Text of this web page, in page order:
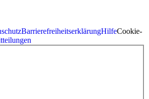
BarrierefreiheitserklärungHilfeCookie-